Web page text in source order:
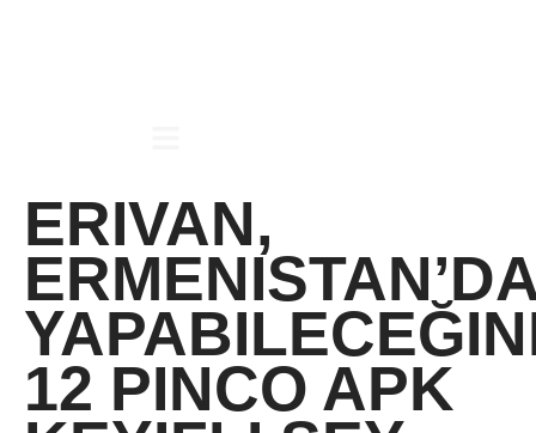
ERIVAN,
12 PINCO APK